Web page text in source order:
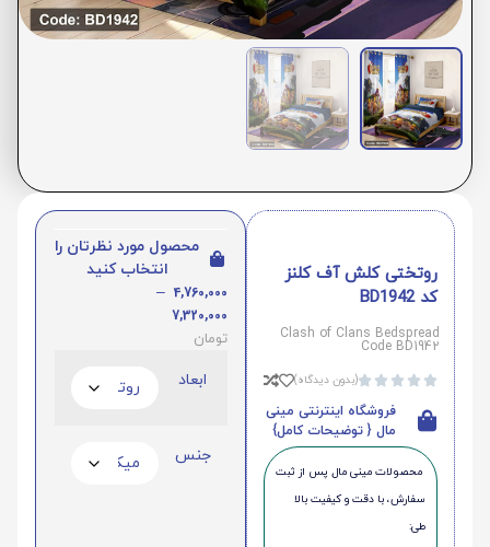
روتختی کلش آف کلنز
کد BD1942
Clash of Clans Bedspread
Code BD1942




(بدون دیدگاه)
فروشگاه اینترنتی مینی
مال { توضیحات کامل}
محصولات مینی‌ مال پس از ثبت
سفارش، با دقت و کیفیت بالا
طی:
محصول مورد نظرتان را
انتخاب کنید
4,760,000
–
7,320,000
تومان
ابعاد
جنس